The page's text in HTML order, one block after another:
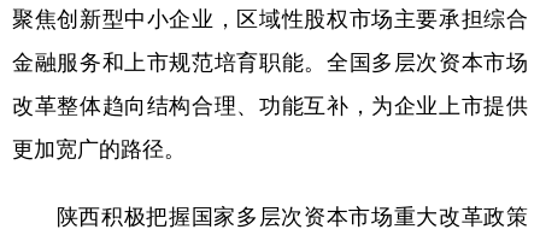
聚焦创新型中小企业，区域性股权市场主要承担综合
金融服务和上市规范培育职能。全国多层次资本市场
改革整体趋向结构合理、功能互补，为企业上市提供
更加宽广的路径。
陕西积极把握国家多层次资本市场重大改革政策